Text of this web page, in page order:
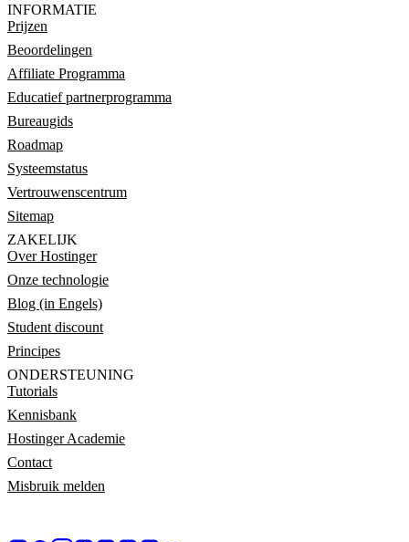
INFORMATIE
Prijzen
Beoordelingen
Affiliate Programma
Educatief partnerprogramma
Bureaugids
Roadmap
Systeemstatus
Vertrouwenscentrum
Sitemap
ZAKELIJK
Over Hostinger
Onze technologie
Blog (in Engels)
Student discount
Principes
ONDERSTEUNING
Tutorials
Kennisbank
Hostinger Academie
Contact
Misbruik melden